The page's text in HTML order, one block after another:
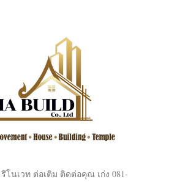
โนเวท ต่อเติม ติดต่อคุณ เก่ง 081-